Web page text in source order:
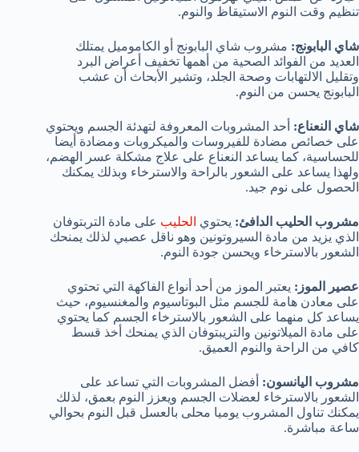
تنظيم وقت النوم الاستيقاظ والنوم.
شاي البابونج: مشروب شاي البابونج أو الكاموميل يمتلك
العديد من الفوائد الصحية من أهمها تخفيف أعراض البرد
وتقليل الالتهابات وصحة الجلد، وتشير الأبحاث أن عشب
البابونج يحسن من النوم.
شاي النعناع: أحد المشروبات المعروفة لتهدئة الجسم ويحتوي
على خصائص مضادة للفيروسات والميكروبات ومضادة أيضا
للحساسية، كما يساعد النعناع على علاج مشكلة عسر الهضم،
ولهذا يساعد على الشعور بالراحة والاسترخاء وبذلك يمكنك
الحصول على نوم جيد.
مشروب الحليب الدافئ: يحتوي الحليب على مادة التربتوفان
الذي يزيد من مادة السيروتونين وهو ناقل عصبي لذلك يمنحك
الشعور بالاسترخاء ويحسن جودة النوم.
عصير الموز: يعتبر الموز من أحد أنواع الفاكهة التي تحتوي
على معادن هامة للجسم مثل البوتاسيوم والمغنسيوم، حيث
يساعد كل منهما على الشعور بالاسترخاء الجسم كما يحتوي
على مادة الميلاتونين والتريبتوفان الذي يمنحك أخذ قسط
كافي من الراحة والنوم العميق.
مشروب اليانسون: أفضل المشروبات التي تساعد على
الشعور بالاسترخاء لعضلات الجسم ويعزز النوم بعمق، لذلك
يمكنك تناول المشروب يوميا محلى بالعسل قبل النوم بحوالي
ساعة مباشرة.